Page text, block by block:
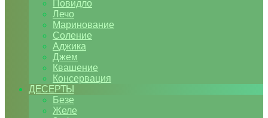
Повидло
Лечо
Маринование
Соление
Аджика
Джем
Квашение
Консервация
ДЕСЕРТЫ
Безе
Желе